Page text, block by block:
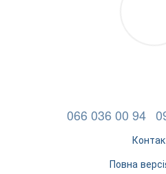
066 036 00 94
Повна